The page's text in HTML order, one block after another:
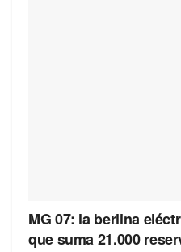
MG 07: la berlina
que suma 21.000